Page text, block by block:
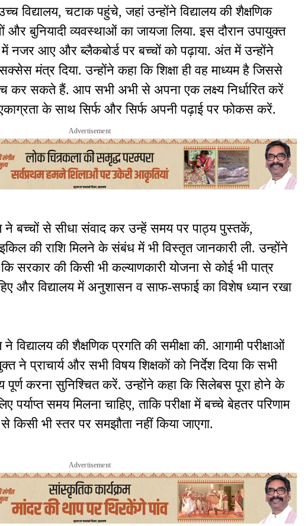
विद्यालय, चटाक पहुंचे, जहां उन्होंने विद्यालय की शैक्षणिक
और बुनियादी व्यवस्थाओं का जायजा लिया. इस दौरान उपायुक्त
में नजर आए और ब्लैकबोर्ड पर बच्चों को पढ़ाया. अंत में उन्होंने
मंत्र दिया. उन्होंने कहा कि शिक्षा ही वह माध्यम है जिससे
सकते हैं. आप सभी अभी से अपना एक लक्ष्य निर्धारित करें
के साथ सिर्फ और सिर्फ अपनी पढ़ाई पर फोकस करें.
Advertisement
ने बच्चों से सीधा संवाद कर उन्हें समय पर पाठ्य पुस्तकें,
की राशि मिलने के संबंध में भी विस्तृत जानकारी ली. उन्होंने
कि सरकार की किसी भी कल्याणकारी योजना से कोई भी पात्र
और विद्यालय में अनुशासन व साफ-सफाई का विशेष ध्यान रखा
विद्यालय की शैक्षणिक प्रगति की समीक्षा की. आगामी परीक्षाओं
ने प्राचार्य और सभी विषय शिक्षकों को निर्देश दिया कि सभी
करना सुनिश्चित करें. उन्होंने कहा कि सिलेबस पूरा होने के
पर्याप्त समय मिलना चाहिए, ताकि परीक्षा में बच्चे बेहतर परिणाम
किसी भी स्तर पर समझौता नहीं किया जाएगा.
Advertisement